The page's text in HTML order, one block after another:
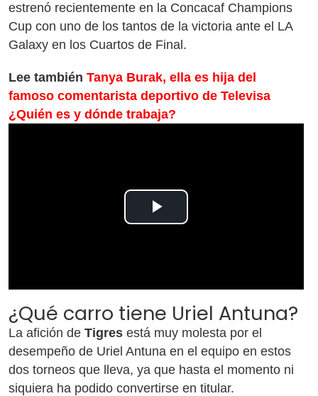
estrenó recientemente en la Concacaf Champions
Cup con uno de los tantos de la victoria ante el LA
Galaxy en los Cuartos de Final.
Lee también Tanya Burak, ella es hija del
famoso comentarista deportivo de Televisa
¿Quién es y dónde trabaja?
Play
¿Qué carro tiene Uriel Antuna?
La afición de Tigres está muy molesta por el
desempeño de Uriel Antuna en el equipo en estos
dos torneos que lleva, ya que hasta el momento ni
siquiera ha podido convertirse en titular.